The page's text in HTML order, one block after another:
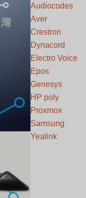
Audiocodes
Aver
Crestron
Dynacord
Electro Voice
Epos
Genesys
HP poly
Proxmox
Samsung
Yealink